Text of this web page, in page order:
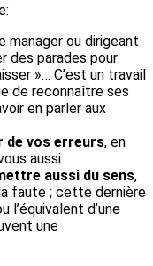
manager ou dirigeant
des parades pour
»… C’est un travail
de reconnaître ses
en parler aux
de vos erreurs, en
aussi
aussi du sens,
faute ; cette dernière
d’une
une